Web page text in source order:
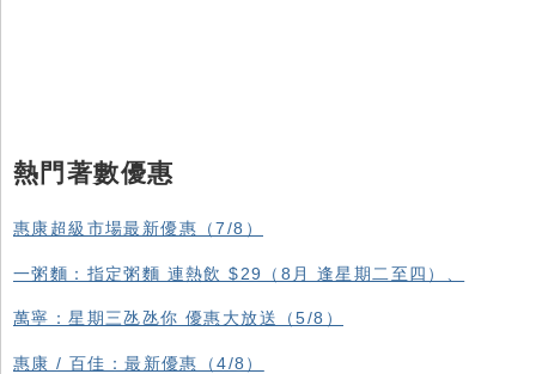
熱門著數優惠
惠康超級市場最新優惠（7/8）
一粥麵：指定粥麵 連熱飲 $29（8月 逢星期二至四）、
萬寧：星期三氹氹你 優惠大放送（5/8）
惠康 / 百佳：最新優惠（4/8）